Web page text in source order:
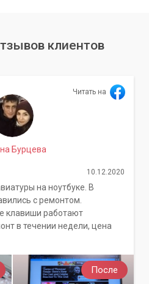
клиентов
После
Читать на
Бурцева
10.12.2020
на ноутбуке. В
с ремонтом.
клавиши работают
в течении недели, цена